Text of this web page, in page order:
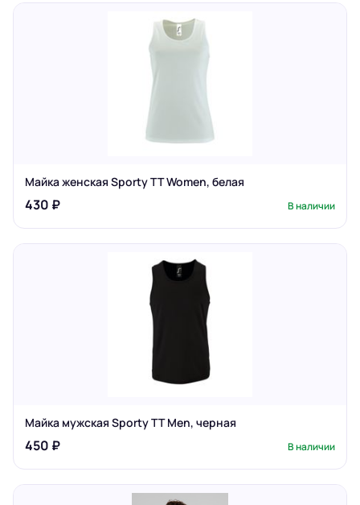
Майка женская Sporty TT Women, белая
430 ₽ В наличии
Майка мужская Sporty TT Men, черная
450 ₽ В наличии